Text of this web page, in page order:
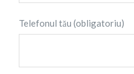
Telefonul tău (obligatoriu)